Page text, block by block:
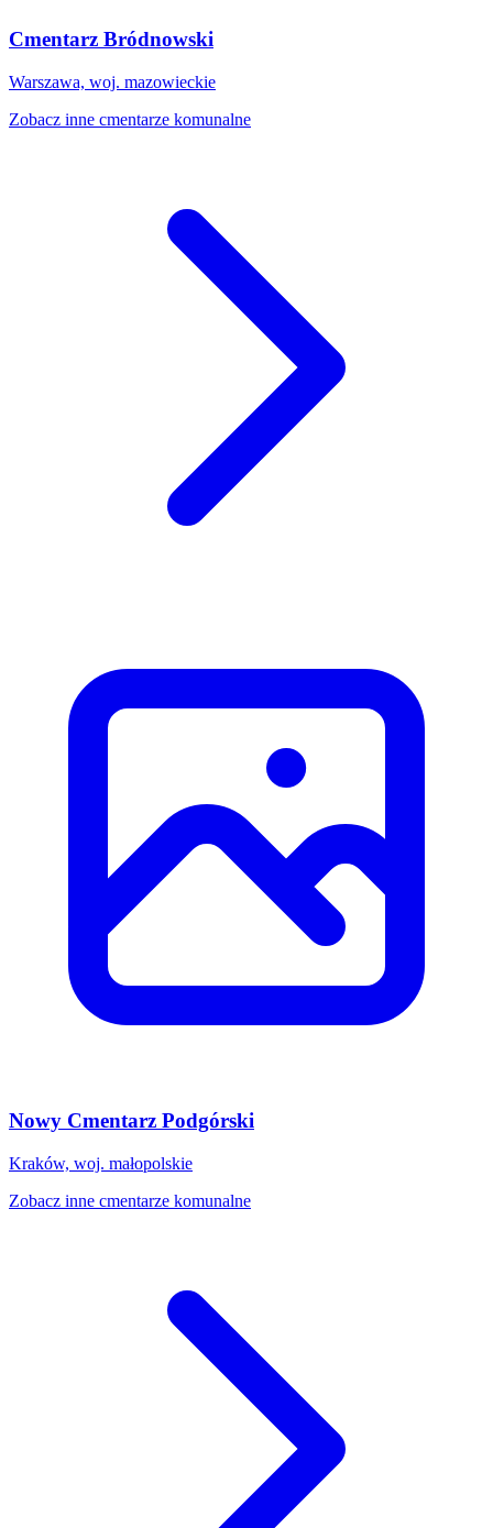
Cmentarz Bródnowski
Warszawa, woj. mazowieckie
Zobacz inne cmentarze komunalne
Nowy Cmentarz Podgórski
Kraków, woj. małopolskie
Zobacz inne cmentarze komunalne